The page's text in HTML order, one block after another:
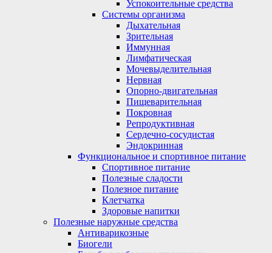
Успокоительные средства
Системы организма
Дыхательная
Зрительная
Иммунная
Лимфатическая
Мочевыделительная
Нервная
Опорно-двигательная
Пищеварительная
Покровная
Репродуктивная
Сердечно-сосудистая
Эндокринная
Функциональное и спортивное питание
Спортивное питание
Полезные сладости
Полезное питание
Клетчатка
Здоровые напитки
Полезные наружные средства
Антиварикозные
Биогели